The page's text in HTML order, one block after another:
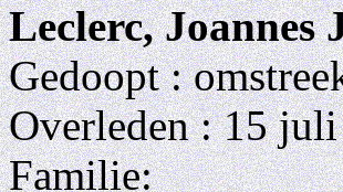
Leclerc, Joannes
Gedoopt :
Overleden : 15
Familie: